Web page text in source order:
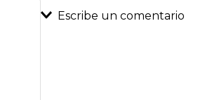
Escribe un comentario